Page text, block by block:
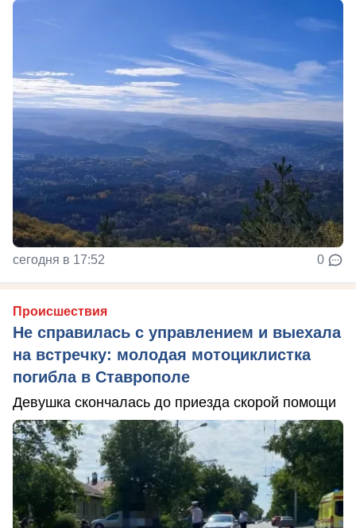
сегодня в 17:52 0
Происшествия
Не справилась с управлением и выехала
на встречку: молодая мотоциклистка
погибла в Ставрополе
Девушка скончалась до приезда скорой помощи